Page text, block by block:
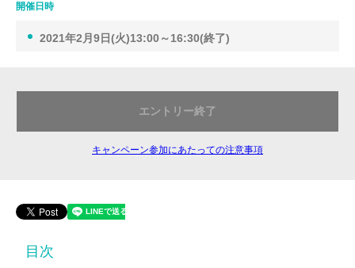
開催日時
2021年2月9日(火)13:00～16:30(終了)
エントリー終了
キャンペーン参加にあたっての注意事項
目次